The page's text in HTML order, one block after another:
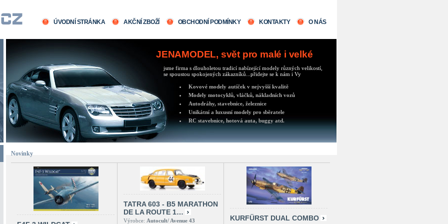
ÚVODNÍ STRÁNKA AKČNÍ ZBOŽÍ OBCHODNÍ PODMÍNKY KONTAKTY O NÁS
JENAMODEL, svět pro malé i velké
jsme firma s dlouholetou tradicí nabízející modely různých velikostí,
se spoustou spokojených zákazníků...přidejte se k nám i Vy
Kovové modely autíček v nejvyšší kvalitě
Modely motocyklů, vláčků, nákladních vozů
Autodráhy, stavebnice, železnice
Unikátní a luxusní modely pro sběratele
RC stavebnice, hotová auta, buggy atd.
Novinky
TATRA 603 - B5 MARATHON
DE LA ROUTE 1…
Výrobce: Autocult/ Avenue 43 KURFÜRST DUAL COMBO